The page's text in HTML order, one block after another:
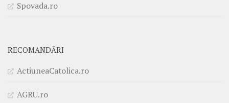
Spovada.ro
RECOMANDĂRI
ActiuneaCatolica.ro
AGRU.ro